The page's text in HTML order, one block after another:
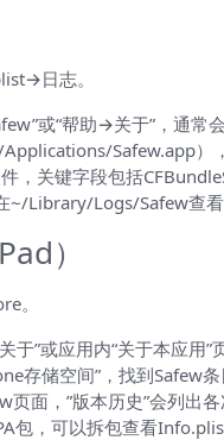
日志。
或“帮助→关于”，通常
Safew.app）
关键字段包括
~/Library/Logs/Safew查
）
。
”或应用内“关于本应用”
存储空间”，找到Safew条
面，”版本历史”会列出各
包，可以拆包查看